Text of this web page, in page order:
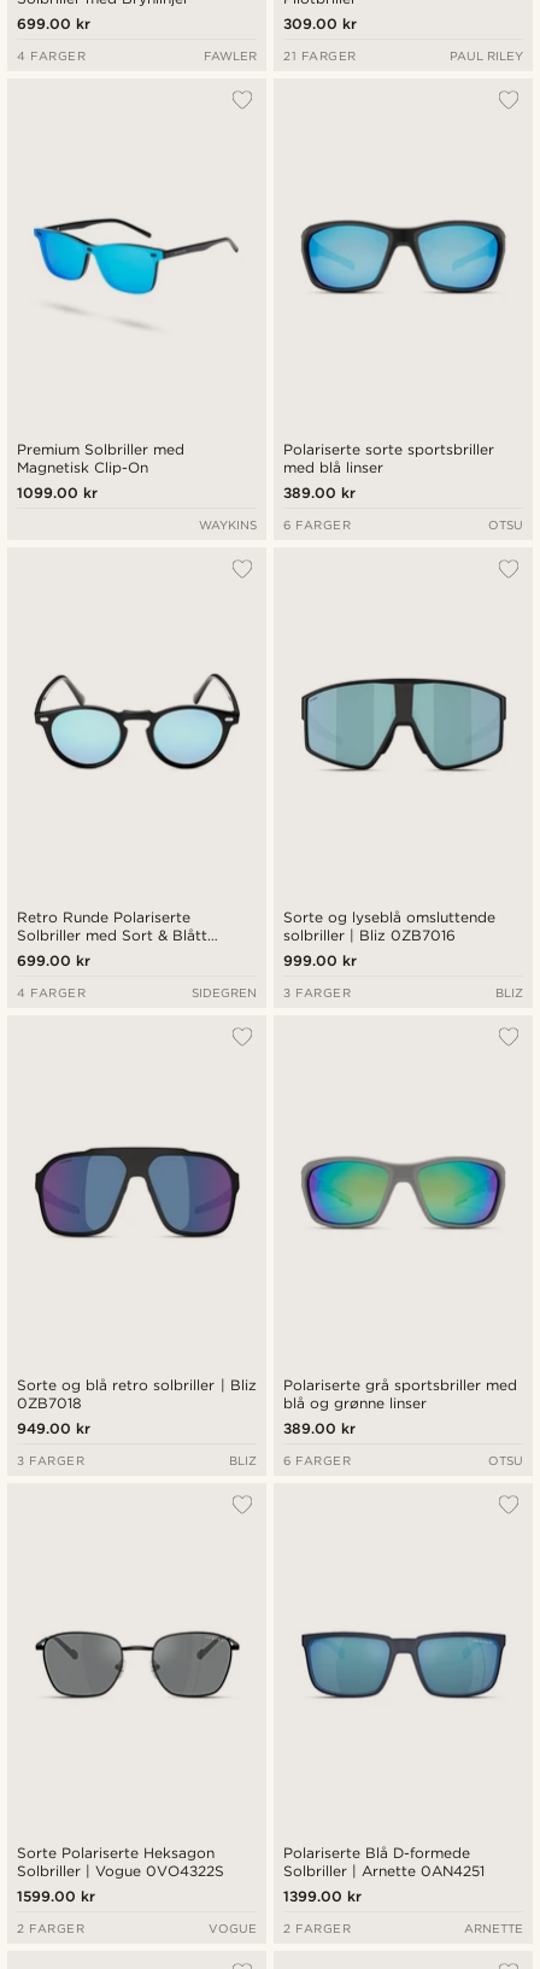
699.00 kr
4 FARGER FAWLER
309.00 kr
21 FARGER PAUL RILEY
Premium Solbriller med
Magnetisk Clip-On
1099.00 kr
WAYKINS
Polariserte sorte sportsbriller
med blå linser
389.00 kr
6 FARGER OTSU
Retro Runde Polariserte
Solbriller med Sort & Blått
Speilglass
699.00 kr
4 FARGER SIDEGREN
Sorte og lyseblå omsluttende
solbriller | Bliz 0ZB7016
999.00 kr
3 FARGER BLIZ
Sorte og blå retro solbriller | Bliz
0ZB7018
949.00 kr
3 FARGER BLIZ
Polariserte grå sportsbriller med
blå og grønne linser
389.00 kr
6 FARGER OTSU
Sorte Polariserte Heksagon
Solbriller | Vogue 0VO4322S
1599.00 kr
2 FARGER VOGUE
Polariserte Blå D-formede
Solbriller | Arnette 0AN4251
1399.00 kr
2 FARGER ARNETTE